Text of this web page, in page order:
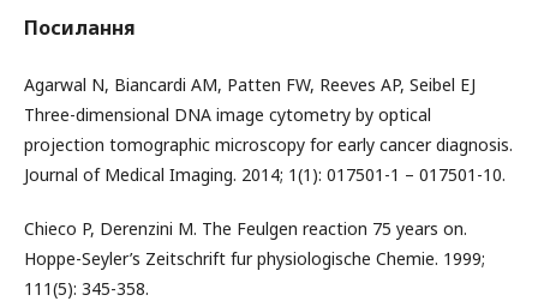
Посилання
Agarwal N, Biancardi AM, Patten FW, Reeves AP, Seibel EJ
Three-dimensional DNA image cytometry by optical
projection tomographic microscopy for early cancer diagnosis.
Journal of Medical Imaging. 2014; 1(1): 017501-1 – 017501-10.
Chieco P, Derenzini M. The Feulgen reaction 75 years on.
Hoppe-Seyler’s Zeitschrift fur physiologische Chemie. 1999;
111(5): 345-358.